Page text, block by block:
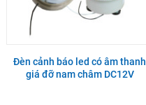
Đèn cảnh báo led có âm thanh
giá đỡ nam châm DC12V